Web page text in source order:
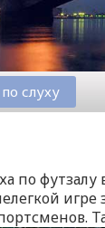
слуху
футзалу
игре